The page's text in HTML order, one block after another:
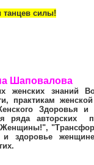
танцев силы!
Шаповалова
женских знаний
практикам
Здоровья и
ряда авторских
и здоровье